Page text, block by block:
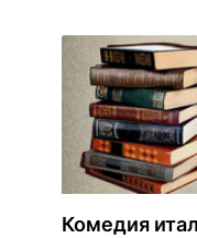
Комедия